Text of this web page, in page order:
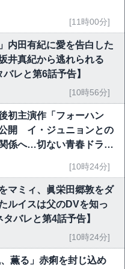
[11時00分]
内田有紀に愛を告白した
井真紀から逃れられる
レと第6話予告】
[10時56分]
初主演作「フォーハン
開 イ・ジュニョンとの
係へ…切ない青春ドラマ
[10時24分]
マミィ、眞栄田郷敦をダ
ルイスは父のDVを知っ
バレと第4話予告】
[10時24分]
薫る」赤痢を封じ込め